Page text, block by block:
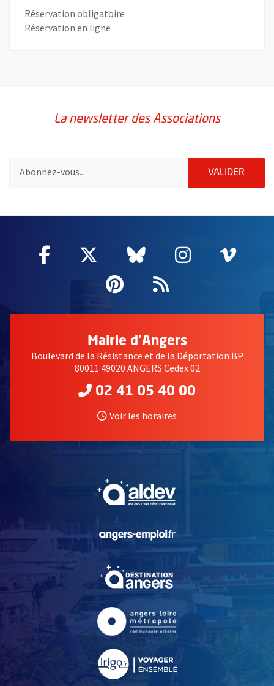
Réservation obligatoire
Réservation en ligne
La newsletter des Associations
VALIDER
Facebook
, Ouvre une nouvelle fenêtre
Twitter
, Ouvre une nouvelle
Bluesky
, Ouvre une
Instagram
, Ouvre
,
Pinterest
, Ouvre une
Flux RSS
Mairie d'Angers
Boulevard de la Résistance et de la Déportation BP
80011 49020 ANGERS Cedex 02
02 41 05 40 00
Voir les horaires
, Ouvre une nouvelle
, Ouvre une nouvelle